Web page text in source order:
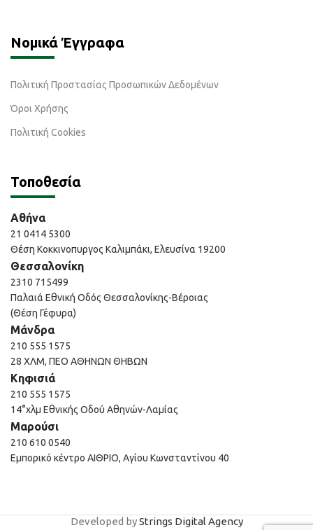
Νομικά Έγγραφα
Πολιτική Προστασίας Προσωπικών Δεδομένων
Όροι Χρήσης
Πολιτική Cookies
Τοποθεσία
Αθήνα
21 0414 5300
Θέση Κοκκινοπυργος Καλιμπάκι, Ελευσίνα 19200
Θεσσαλονίκη
2310 715499
Παλαιά Εθνική Οδός Θεσσαλονίκης-Βέροιας
(Θέση Γέφυρα)
Μάνδρα
210 555 1575
28 ΧΛΜ, ΠΕΟ ΑΘΗΝΩΝ ΘΗΒΩΝ
Κηφισιά
210 555 1575
14°χλμ Εθνικής Οδού Αθηνών-Λαμίας
Μαρούσι
210 610 0540
Εμπορικό κέντρο ΑΙΘΡΙΟ, Αγίου Κωνσταντίνου 40
Developed byStrings Digital Agency